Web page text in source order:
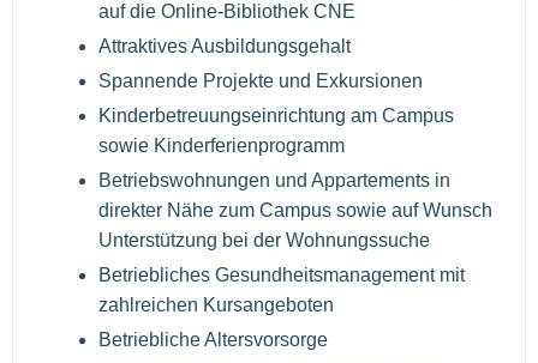
auf die Online-Bibliothek CNE
Attraktives Ausbildungsgehalt
Spannende Projekte und Exkursionen
Kinderbetreuungseinrichtung am Campus
sowie Kinderferienprogramm
Betriebswohnungen und Appartements in
direkter Nähe zum Campus sowie auf Wunsch
Unterstützung bei der Wohnungssuche
Betriebliches Gesundheitsmanagement mit
zahlreichen Kursangeboten
Betriebliche Altersvorsorge